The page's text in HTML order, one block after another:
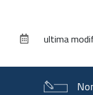
documento
ultima